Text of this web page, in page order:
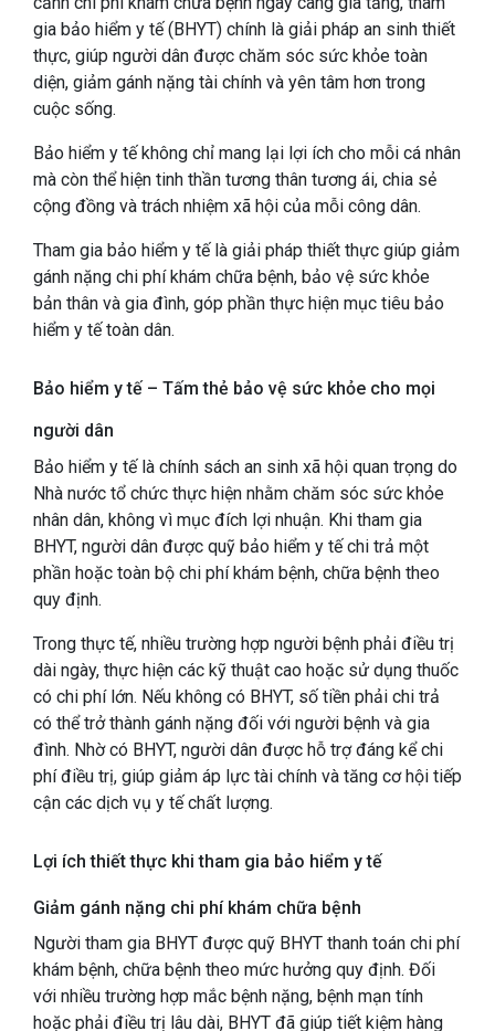
gia bảo hiểm y tế (BHYT) chính là giải pháp an sinh thiết
thực, giúp người dân được chăm sóc sức khỏe toàn
diện, giảm gánh nặng tài chính và yên tâm hơn trong
cuộc sống.
Bảo hiểm y tế không chỉ mang lại lợi ích cho mỗi cá nhân
mà còn thể hiện tinh thần tương thân tương ái, chia sẻ
cộng đồng và trách nhiệm xã hội của mỗi công dân.
Tham gia bảo hiểm y tế là giải pháp thiết thực giúp giảm
gánh nặng chi phí khám chữa bệnh, bảo vệ sức khỏe
bản thân và gia đình, góp phần thực hiện mục tiêu bảo
hiểm y tế toàn dân.
Bảo hiểm y tế – Tấm thẻ bảo vệ sức khỏe cho mọi
người dân
Bảo hiểm y tế là chính sách an sinh xã hội quan trọng do
Nhà nước tổ chức thực hiện nhằm chăm sóc sức khỏe
nhân dân, không vì mục đích lợi nhuận. Khi tham gia
BHYT, người dân được quỹ bảo hiểm y tế chi trả một
phần hoặc toàn bộ chi phí khám bệnh, chữa bệnh theo
quy định.
Trong thực tế, nhiều trường hợp người bệnh phải điều trị
dài ngày, thực hiện các kỹ thuật cao hoặc sử dụng thuốc
có chi phí lớn. Nếu không có BHYT, số tiền phải chi trả
có thể trở thành gánh nặng đối với người bệnh và gia
đình. Nhờ có BHYT, người dân được hỗ trợ đáng kể chi
phí điều trị, giúp giảm áp lực tài chính và tăng cơ hội tiếp
cận các dịch vụ y tế chất lượng.
Lợi ích thiết thực khi tham gia bảo hiểm y tế
Giảm gánh nặng chi phí khám chữa bệnh
Người tham gia BHYT được quỹ BHYT thanh toán chi phí
khám bệnh, chữa bệnh theo mức hưởng quy định. Đối
với nhiều trường hợp mắc bệnh nặng, bệnh mạn tính
hoặc phải điều trị lâu dài, BHYT đã giúp tiết kiệm hàng